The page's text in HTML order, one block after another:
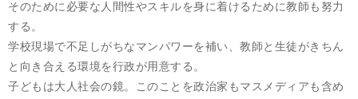
そのために必要な人間性やスキルを身に着けるために教師も努力
する。
学校現場で不足しがちなマンパワーを補い、教師と生徒がきちん
と向き合える環境を行政が用意する。
子どもは大人社会の鏡。このことを政治家もマスメディアも含め